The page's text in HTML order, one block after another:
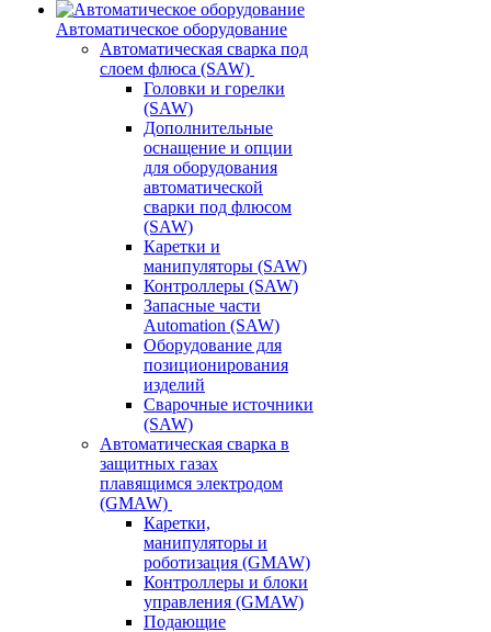
Автоматическое оборудование
Автоматическая сварка под
слоем флюса (SAW)
Головки и горелки
(SAW)
Дополнительные
оснащение и опции
для оборудования
автоматической
сварки под флюсом
(SAW)
Каретки и
манипуляторы (SAW)
Контроллеры (SAW)
Запасные части
Automation (SAW)
Оборудование для
позиционирования
изделий
Сварочные источники
(SAW)
Автоматическая сварка в
защитных газах
плавящимся электродом
(GMAW)
Каретки,
манипуляторы и
роботизация (GMAW)
Контроллеры и блоки
управления (GMAW)
Подающие